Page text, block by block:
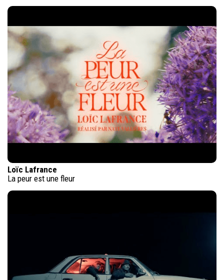
Loïc Lafrance
La peur est une fleur